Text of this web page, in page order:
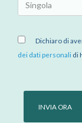
Dichiaro di
dei dati personali di